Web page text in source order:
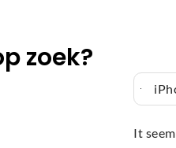
zoek?
It